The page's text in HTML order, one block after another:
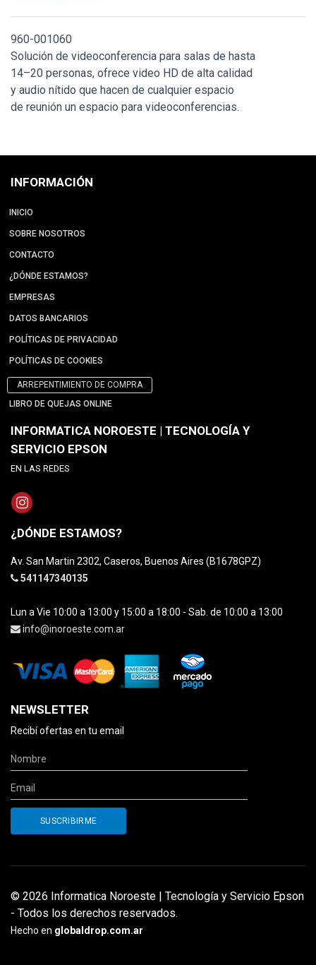
960-001060
Solución de videoconferencia para salas de hasta
14–20 personas, ofrece video HD de alta calidad
y audio nítido que hacen de cualquier espacio
de reunión un espacio para videoconferencias.
INFORMACIÓN
INICIO
SOBRE NOSOTROS
CONTACTO
¿DÓNDE ESTAMOS?
EMPRESAS
DATOS BANCARIOS
POLÍTICAS DE PRIVACIDAD
POLÍTICAS DE COOKIES
ARREPENTIMIENTO DE COMPRA
LIBRO DE QUEJAS ONLINE
INFORMATICA NOROESTE | TECNOLOGÍA Y
SERVICIO EPSON
EN LAS REDES
¿DÓNDE ESTAMOS?
Av. San Martin 2302, Caseros, Buenos Aires (B1678GPZ)
541147340135
Lun a Vie 10:00 a 13:00 y 15:00 a 18:00 - Sab. de 10:00 a 13:00
info@inoroeste.com.ar
NEWSLETTER
Recibí ofertas en tu email
© 2026 Informatica Noroeste | Tecnología y Servicio Epson
- Todos los derechos reservados.
Hecho en globaldrop.com.ar